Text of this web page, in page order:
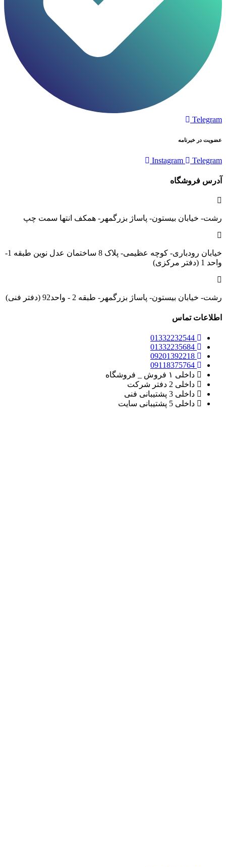
Telegram
عضویت در خبرنامه
Instagram Telegram
آدرس فروشگاه
رشت- خیابان بیستون- پاساژ بزرگمهر- همکف انتها سمت چپ
خیابان رودباری- کوچه عظیمی- پلاک 8 ساختمان عدل نوین طبقه 1-
واحد 1 (دفتر مرکزی)
رشت- خیابان بیستون- پاساژ بزرگمهر- طبقه 2 - واحد92 (دفتر فنی)
اطلاعات تماس
01332232544
01332235684
09201392218
09118375764
داخلی ۱ فروش _ فروشگاه
داخلی 2 دفتر شرکت
داخلی 3 پشتیبانی فنی
داخلی 5 پشتیبانی سایت